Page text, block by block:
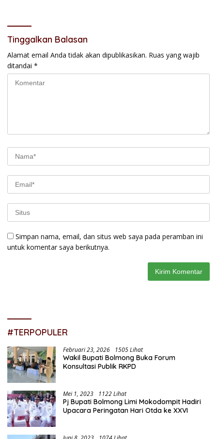
Tinggalkan Balasan
Alamat email Anda tidak akan dipublikasikan. Ruas yang wajib
ditandai *
Simpan nama, email, dan situs web saya pada peramban ini
untuk komentar saya berikutnya.
#TERPOPULER
Februari 23, 2026 1505 Lihat
Wakil Bupati Bolmong Buka Forum
Konsultasi Publik RKPD
Mei 1, 2023 1122 Lihat
Pj Bupati Bolmong Limi Mokodompit Hadiri
Upacara Peringatan Hari Otda ke XXVI